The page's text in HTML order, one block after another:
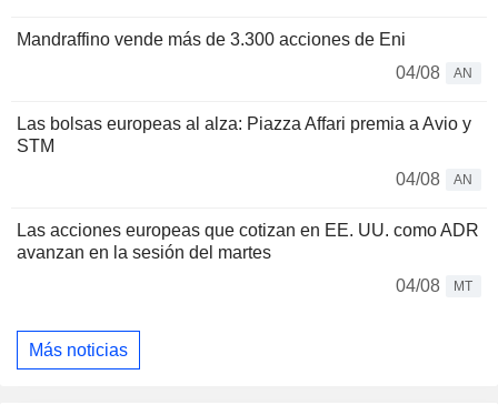
Mandraffino vende más de 3.300 acciones de Eni
04/08
AN
Las bolsas europeas al alza: Piazza Affari premia a Avio y
STM
04/08
AN
Las acciones europeas que cotizan en EE. UU. como ADR
avanzan en la sesión del martes
04/08
MT
Más noticias